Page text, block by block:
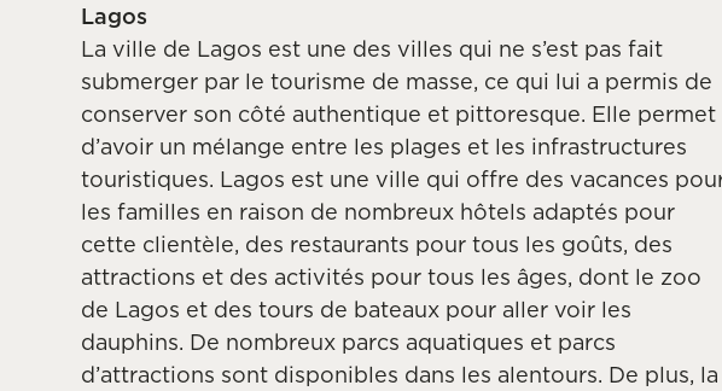
Lagos
La ville de Lagos est une des villes qui ne s’est pas fait
submerger par le tourisme de masse, ce qui lui a permis de
conserver son côté authentique et pittoresque. Elle permet
d’avoir un mélange entre les plages et les infrastructures
touristiques. Lagos est une ville qui offre des vacances
les familles en raison de nombreux hôtels adaptés pour
cette clientèle, des restaurants pour tous les goûts, des
attractions et des activités pour tous les âges, dont le zoo
de Lagos et des tours de bateaux pour aller voir les
dauphins. De nombreux parcs aquatiques et parcs
d’attractions sont disponibles dans les alentours. De plus, la